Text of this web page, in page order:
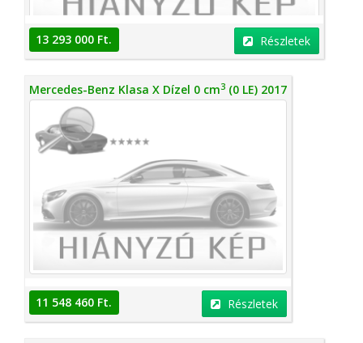
13 293 000 Ft. Részletek
Mercedes-Benz Klasa X Dízel 0 cm3 (0 LE) 2017
11 548 460 Ft. Részletek